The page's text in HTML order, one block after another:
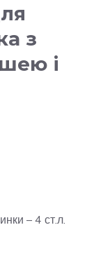
з
і
– 4 ст.л.